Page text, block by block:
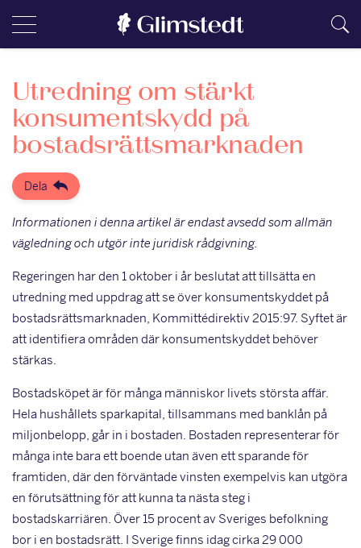
Utredning om stärkt
konsumentskydd på
bostadsrättsmarknaden
Dela
Informationen i denna artikel är endast avsedd som allmän
vägledning och utgör inte juridisk rådgivning.
Regeringen har den 1 oktober i år beslutat att tillsätta en
utredning med uppdrag att se över konsumentskyddet på
bostadsrättsmarknaden, Kommittédirektiv 2015:97. Syftet är
att identifiera områden där konsumentskyddet behöver
stärkas.
Bostadsköpet är för många människor livets största affär.
Hela hushållets sparkapital, tillsammans med banklån på
miljonbelopp, går in i bostaden. Bostaden representerar för
många inte bara ett boende utan även ett sparande för
framtiden, där den förväntade vinsten exempelvis kan utgöra
en förutsättning för att kunna ta nästa steg i
bostadskarriären. Över 15 procent av Sveriges befolkning
bor i en bostadsrätt. I Sverige finns idag cirka 29 000